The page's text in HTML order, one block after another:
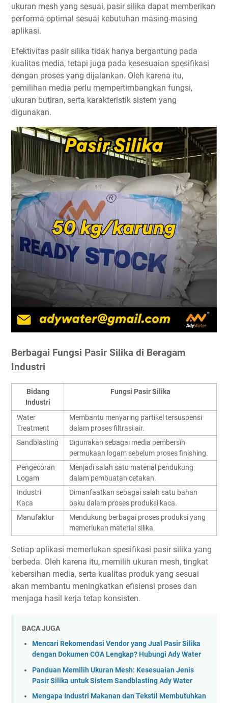
ukuran mesh yang sesuai, pasir silika dapat memberikan
performa optimal sesuai kebutuhan masing-masing
aplikasi.
Efektivitas pasir silika tidak hanya bergantung pada
kualitas media, tetapi juga pada kesesuaian spesifikasi
dengan proses yang dijalankan. Oleh karena itu,
pemilihan media perlu mempertimbangkan fungsi,
ukuran butiran, serta karakteristik sistem yang
digunakan.
Berbagai Fungsi Pasir Silika di Beragam
Industri
Bidang
Industri
Fungsi Pasir Silika
Water
Treatment
Membantu menyaring partikel tersuspensi
dalam proses filtrasi air.
Sandblasting
Digunakan sebagai media pembersih
permukaan logam sebelum proses finishing.
Pengecoran
Logam
Menjadi salah satu material pendukung
dalam pembuatan cetakan.
Industri
Kaca
Dimanfaatkan sebagai salah satu bahan
baku dalam proses produksi kaca.
Manufaktur
Mendukung berbagai proses produksi yang
memerlukan material silika.
Setiap aplikasi memerlukan spesifikasi pasir silika yang
berbeda. Oleh karena itu, memilih ukuran mesh, tingkat
kebersihan media, serta kualitas produk yang sesuai
akan membantu meningkatkan efisiensi proses dan
menjaga hasil kerja tetap konsisten.
BACA JUGA
Mencari Rekomendasi Vendor yang Jual Pasir Silika
dengan Dokumen COA Lengkap? Hubungi Ady Water
Panduan Memilih Ukuran Mesh: Kesesuaian Jenis
Pasir Silika untuk Sistem Sandblasting Ady Water
Mengapa Industri Makanan dan Tekstil Membutuhkan